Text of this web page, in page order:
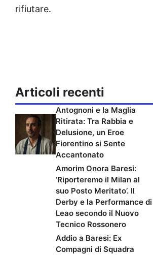
rifiutare.
Articoli recenti
Antognoni e la Maglia
Ritirata: Tra Rabbia e
Delusione, un Eroe
Fiorentino si Sente
Accantonato
Amorim Onora Baresi:
‘Riporteremo il Milan al
suo Posto Meritato’. Il
Derby e la Performance di
Leao secondo il Nuovo
Tecnico Rossonero
Addio a Baresi: Ex
Compagni di Squadra